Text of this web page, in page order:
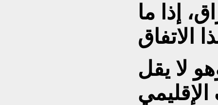
إذا ما
لا يقل